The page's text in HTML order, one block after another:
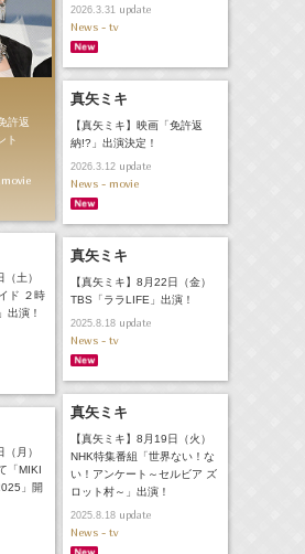
許返
ト
2026.3.31update
News - tv
真矢ミキ
【真矢ミキ】映画「免許返
納!?」出演決定！
2026.3.12update
News - movie
土）
ド ２時
出演！
真矢ミキ
【真矢ミキ】8月22日（金）
TBS「ララLIFE」出演！
2025.8.18update
News - tv
真矢ミキ
【真矢ミキ】8月19日（火）
NHK特集番組「世界ない！な
い！アンケート～セルビア ズ
ロット村～」出演！
2025.8.18update
News - tv
月）
「MIKI
」開